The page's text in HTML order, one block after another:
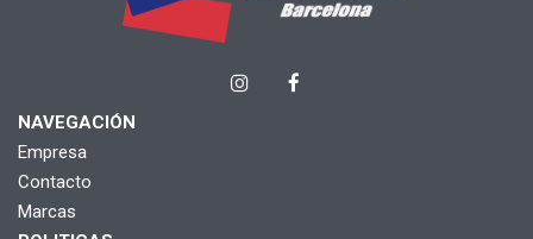
NAVEGACIÓN
Empresa
Contacto
Marcas